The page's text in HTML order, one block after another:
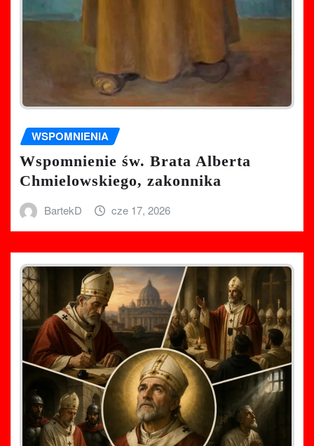
WSPOMNIENIA
Wspomnienie św. Brata Alberta
Chmielowskiego, zakonnika
BartekD cze 17, 2026